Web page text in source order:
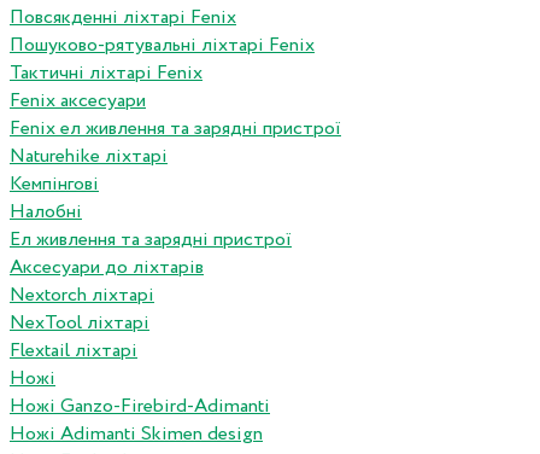
Повсякденні ліхтарі Fenix
Пошуково-рятувальні ліхтарі Fenix
Тактичні ліхтарі Fenix
Fenix аксесуари
Fenix ел живлення та зарядні пристрої
Naturehike ліхтарі
Кемпінгові
Налобні
Ел живлення та зарядні пристрої
Аксесуари до ліхтарів
Nextorch ліхтарі
NexTool ліхтарі
Flextail ліхтарі
Ножі
Ножі Ganzo-Firebird-Adimanti
Ножі Adimanti Skimen design